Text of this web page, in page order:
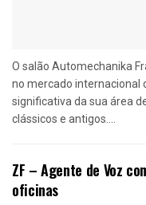
O salão Automechanika
no mercado internacional
significativa da sua área
clássicos e antigos....
ZF – Agente de Voz
oficinas